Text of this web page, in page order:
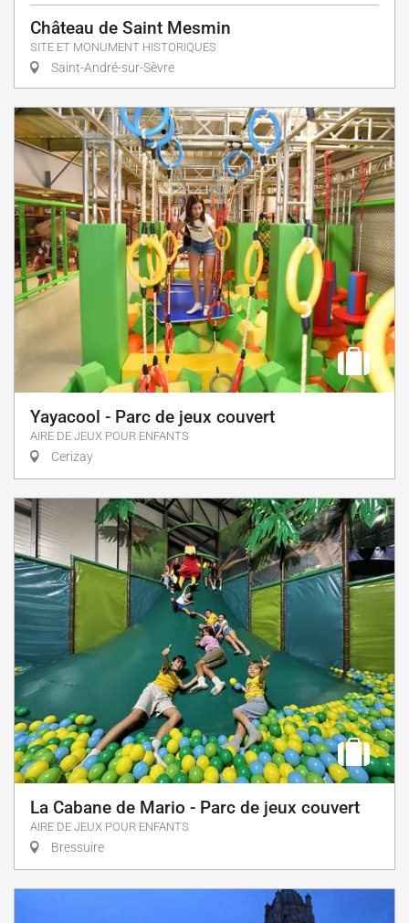
Château de Saint Mesmin
SITE ET MONUMENT HISTORIQUES
Saint-André-sur-Sèvre
Yayacool - Parc de jeux couvert
AIRE DE JEUX POUR ENFANTS
Cerizay
La Cabane de Mario - Parc de jeux couvert
AIRE DE JEUX POUR ENFANTS
Bressuire